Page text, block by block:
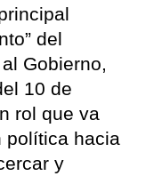
del
Gobierno,
10 de
rol que va
política hacia
y